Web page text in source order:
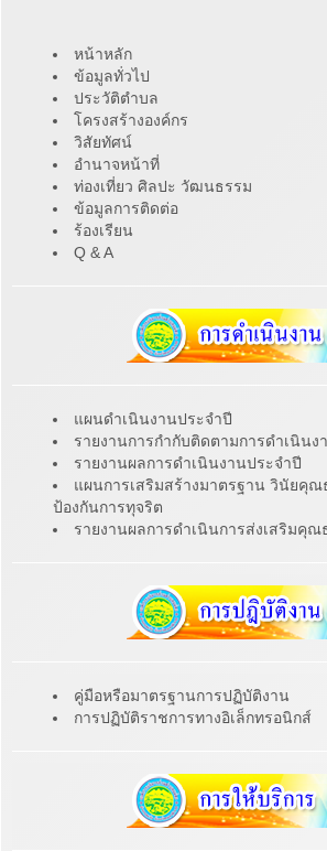
หน้าหลัก
ข้อมูลทั่วไป
ประวัติตำบล
โครงสร้างองค์กร
วิสัยทัศน์
อำนาจหน้าที่
ท่องเที่ยว ศิลปะ วัฒนธรรม
ข้อมูลการติดต่อ
ร้องเรียน
Q & A
แผนดำเนินงานประจำปี
รายงานการกำกับติดตามการดำเนินง
รายงานผลการดำเนินงานประจำปี
แผนการเสริมสร้างมาตรฐาน วินัยคุณ
ป้องกันการทุจริต
รายงานผลการดำเนินการส่งเสริมคุ
คู่มือหรือมาตรฐานการปฏิบัติงาน
การปฏิบัติราชการทางอิเล็กทรอนิกส์